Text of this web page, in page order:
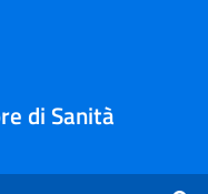
di Sanità